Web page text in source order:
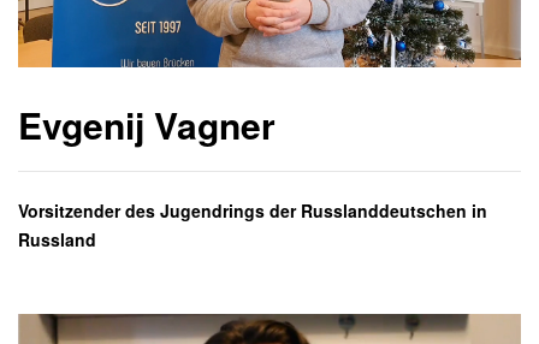
Evgenij Vagner
Vorsitzender des Jugendrings der Russlanddeutschen in
Russland